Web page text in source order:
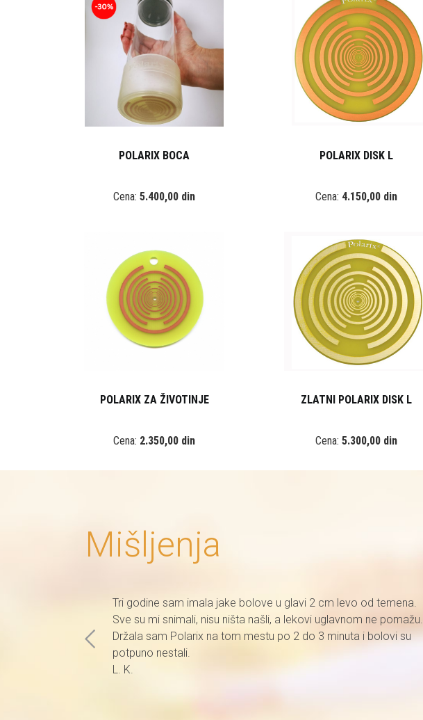
POLARIX BOCA
Cena: 5.400,00 din
POLARIX DISK L
Cena: 4.150,00 din
POLARIX ZA ŽIVOTINJE
Cena: 2.350,00 din
ZLATNI POLARIX DISK L
Cena: 5.300,00 din
Mišljenja
Tri godine sam imala jake bolove u glavi 2 cm levo od temena.
Sve su mi snimali, nisu ništa našli, a lekovi uglavnom ne pomažu.
Držala sam Polarix na tom mestu po 2 do 3 minuta i bolovi su
potpuno nestali.
L. K.